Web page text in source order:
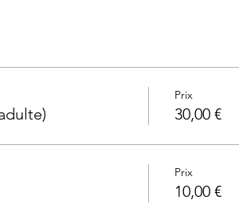
Prix
30,00 €
Prix
10,00 €